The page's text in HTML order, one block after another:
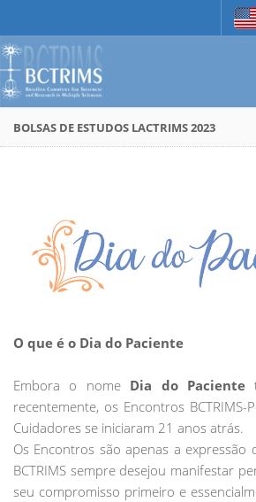
BOLSAS DE ESTUDOS LACTRIMS 2023
O que é o Dia do Paciente
Embora o nome Dia do Paciente
recentemente, os Encontros BCTRIMS-
Cuidadores se iniciaram 21 anos atrás.
Os Encontros são apenas a expressão
BCTRIMS sempre desejou manifestar
seu compromisso primeiro e